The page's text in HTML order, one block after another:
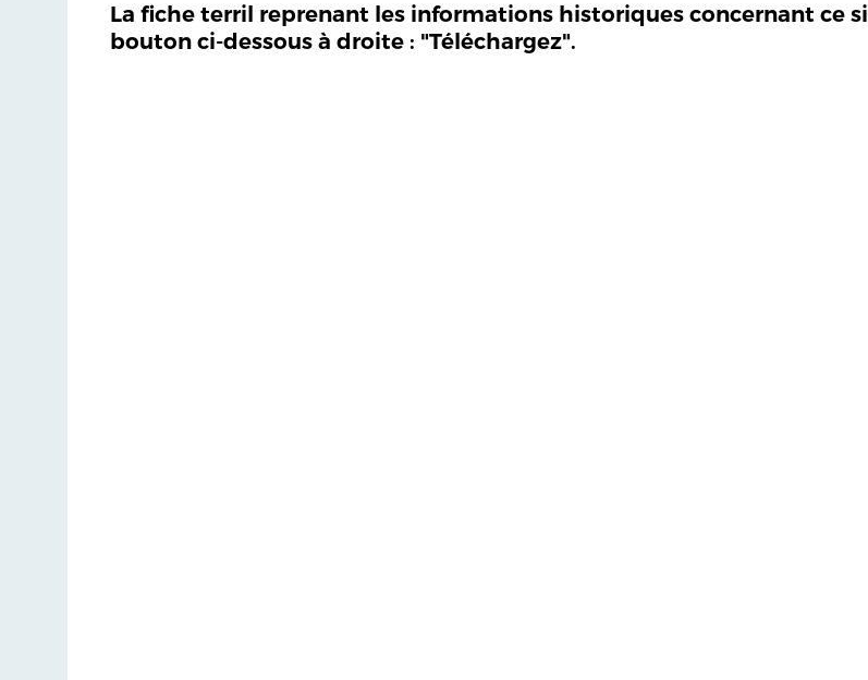
La fiche terril reprenant les informations historiques concernant ce
bouton ci-dessous à droite : "Téléchargez".